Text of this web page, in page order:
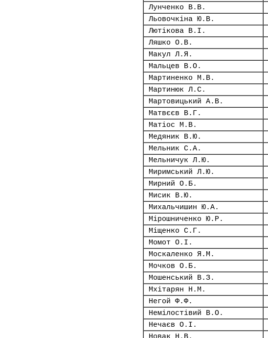
Лунченко В.В.
Льовочкіна Ю.В.
Лютікова В.І.
Ляшко О.В.
Макул Л.Я.
Мальцев В.О.
Мартиненко М.В.
Мартинюк Л.С.
Мартовицький А.В.
Матвєєв В.Г.
Матіос М.В.
Медяник В.Ю.
Мельник С.А.
Мельничук Л.Ю.
Миримський Л.Ю.
Мирний О.Б.
Мисик В.Ю.
Михальчишин Ю.А.
Мірошниченко Ю.Р.
Міщенко С.Г.
Момот О.І.
Москаленко Я.М.
Мочков О.Б.
Мошенський В.З.
Мхітарян Н.М.
Негой Ф.Ф.
Немілостівий В.О.
Нечаєв О.І.